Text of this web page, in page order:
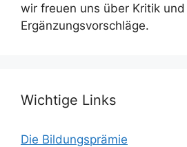
wir freuen uns über Kritik und
Ergänzungsvorschläge.
Wichtige Links
Die Bildungsprämie